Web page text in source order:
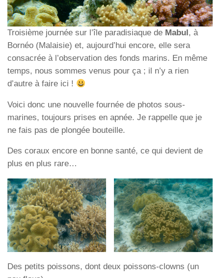
Troisième journée sur l’île paradisiaque de Mabul, à
Bornéo (Malaisie) et, aujourd’hui encore, elle sera
consacrée à l’observation des fonds marins. En même
temps, nous sommes venus pour ça ; il n’y a rien
d’autre à faire ici !
Voici donc une nouvelle fournée de photos sous-
marines, toujours prises en apnée. Je rappelle que je
ne fais pas de plongée bouteille.
Des coraux encore en bonne santé, ce qui devient de
plus en plus rare…
Des petits poissons, dont deux poissons-clowns (un